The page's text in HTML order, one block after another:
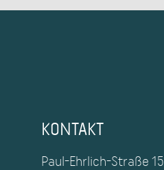
KONTAKT
Paul-Ehrlich-Straße 15